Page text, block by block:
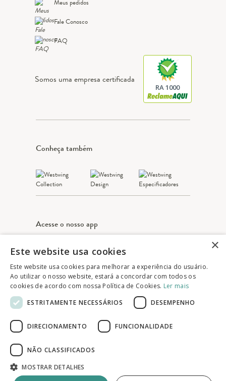
Meus pedidos
Fale Conosco
FAQ
Somos uma empresa certificada
RA 1000
Conheça também
Acesse o nosso app
Apple Store Google play
© 2025 Westwing Comércio Varejista S.A
WESTWING COMÉRCIO VAREJISTA S.A
CNPJ: 14.776.142/0001-50
Endereço: Av. Queiroz Filho, 1700 - Torre A
×
Este website usa cookies
Este website usa cookies para melhorar a experiência do usuário.
Ao utilizar o nosso website, estará a concordar com todos os
cookies de acordo com nossa Política de Cookies. Ler mais
ESTRITAMENTE NECESSÁRIOS
DESEMPENHO
DIRECIONAMENTO FUNCIONALIDADE
NÃO CLASSIFICADOS
MOSTRAR DETALHES